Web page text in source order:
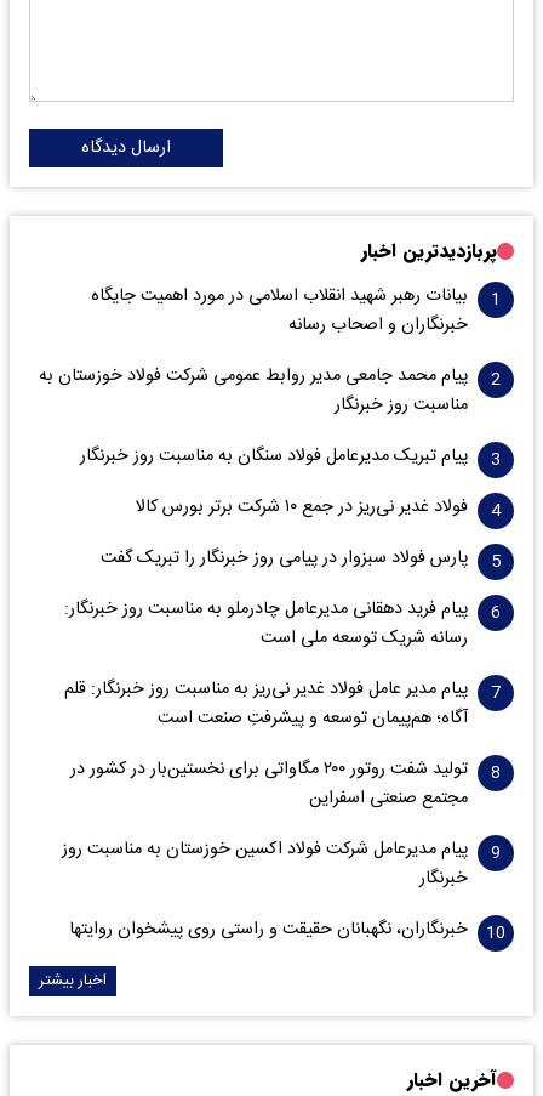
ارسال دیدگاه
پربازدیدترین اخبار
بیانات رهبر شهید انقلاب اسلامی در مورد اهمیت جایگاه
خبرنگاران و اصحاب رسانه
پیام محمد جامعی مدیر روابط عمومی شرکت فولاد خوزستان به
مناسبت روز خبرنگار
پیام تبریک مدیرعامل فولاد سنگان به مناسبت روز خبرنگار
فولاد غدیر نی‌ریز در جمع ۱۰ شرکت برتر بورس کالا
پارس فولاد سبزوار در پیامی روز خبرنگار را تبریک گفت
پیام فرید دهقانی مدیرعامل چادرملو به مناسبت روز خبرنگار:
رسانه شریک توسعه ملی است
پیام مدیر عامل فولاد غدیر نی‌ریز به مناسبت روز خبرنگار: قلم
آگاه؛ هم‌پیمان توسعه و پیشرفتِ صنعت است
تولید شفت روتور ۲۰۰ مگاواتی برای نخستین‌بار در کشور در
مجتمع صنعتی اسفراین
پیام مدیرعامل شرکت فولاد اکسین خوزستان به مناسبت روز
خبرنگار
خبرنگاران، نگهبانان حقیقت و راستی روی پیشخوان روایت­ها
اخبار بیشتر
آخرین اخبار